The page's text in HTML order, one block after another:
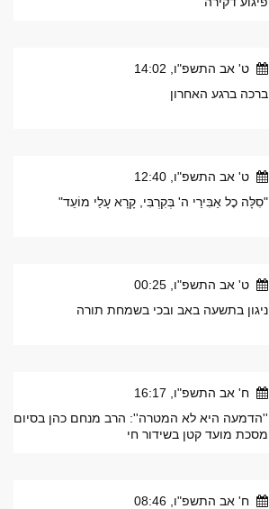
ט' אב התשפ"ו, 14:02
ברכה ברגע האחרון
ט' אב התשפ"ו, 12:40
"סִלָּה כׇל אַבִּירַי ה' בְּקִרְבִּי, קָרָא עָלַי מוֹעֵד"
ט' אב התשפ"ו, 00:25
ניגון בתשעה באב ובכי בשמחת תורה
ח' אב התשפ"ו, 16:17
''הדמעה היא לא המטרה'': הרב מנחם כהן בסיום
מסכת מועד קטן בשידור חי
ח' אב התשפ"ו, 08:46